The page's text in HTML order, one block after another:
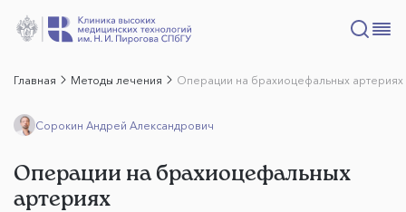
Главная Методы лечения Операции на брахиоцефальных артериях
Сорокин Андрей Александрович
Операции на брахиоцефальных
артериях